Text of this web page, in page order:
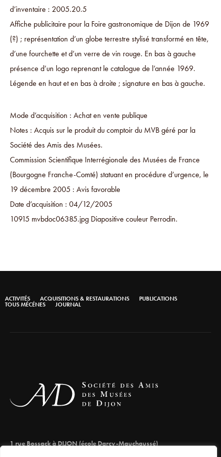
d’inventaire : 2005.20.5
Affiche publicitaire pour la Foire gastronomique de Dijon de 1969
(?) ; représentation d’un globe terrestre stylisé transformé en tête,
d’une fourchette et d’un verre de vin rouge. En bas à gauche
présence d’un logo reprenant le catalogue de l’année 1969.
Légende en haut et en bas à droite ; signature en bas à gauche.
Mode d’acquisition : Achat en vente publique
Notes : Acquis sur le produit du comptoir du MVB géré par la
Société des Amis des Musées.
Commission Scientifique Interrégionale des Musées de France
(Bourgogne Franche-Comté) statuant en procédure d’urgence, le
19 décembre 2005 : Avis favorable
Date d’acquisition : 04/12/2005
10915 mvbdoc06385.jpg Diapositive couleur Perrodin.
ACTIVITÉS ACQUISITIONS & RESTAURATIONS PUBLICATIONS
TOUS MÉCÉNES JOURNAL
1 rue Bossack à DIJON (école Darcy-Mauchaussé)